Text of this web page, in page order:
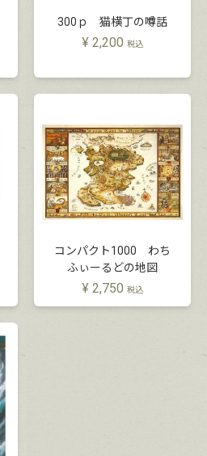
300ｐ 猫横丁の噂話
¥ 2,200 税込
コンパクト1000 わち
ふぃーるどの地図
¥ 2,750 税込